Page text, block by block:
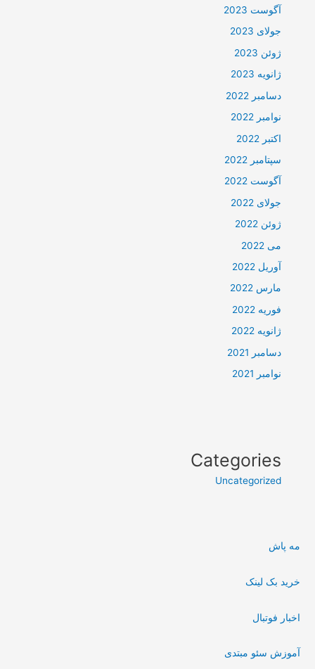
آگوست 2023
جولای 2023
ژوئن 2023
ژانویه 2023
دسامبر 2022
نوامبر 2022
اکتبر 2022
سپتامبر 2022
آگوست 2022
جولای 2022
ژوئن 2022
می 2022
آوریل 2022
مارس 2022
فوریه 2022
ژانویه 2022
دسامبر 2021
نوامبر 2021
Categories
Uncategorized
مه پاش
خرید بک لینک
اخبار فوتبال
آموزش سئو مبتدی